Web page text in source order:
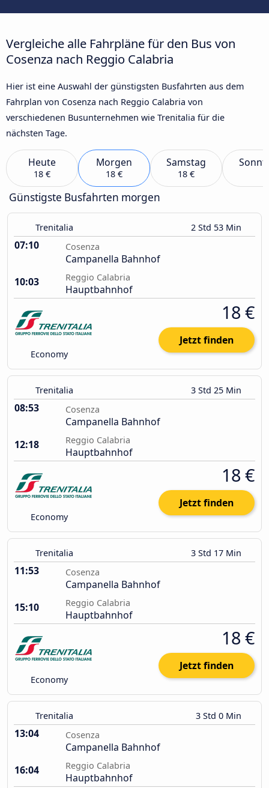
Vergleiche alle Fahrpläne für den Bus von
Cosenza nach Reggio Calabria
Hier ist eine Auswahl der günstigsten Busfahrten aus dem
Fahrplan von Cosenza nach Reggio Calabria von
verschiedenen Busunternehmen wie Trenitalia für die
nächsten Tage.
Heute
18 €
Morgen
18 €
Samstag
18 €
Günstigste Busfahrten morgen
Trenitalia 2 Std 53 Min
07:10 Cosenza
Campanella Bahnhof
10:03
Reggio Calabria
Hauptbahnhof
Economy
18 €
Jetzt finden
Trenitalia 3 Std 25 Min
08:53 Cosenza
Campanella Bahnhof
12:18
Reggio Calabria
Hauptbahnhof
Economy
18 €
Jetzt finden
Trenitalia 3 Std 17 Min
11:53 Cosenza
Campanella Bahnhof
15:10
Reggio Calabria
Hauptbahnhof
Economy
18 €
Jetzt finden
Trenitalia 3 Std 0 Min
13:04 Cosenza
Campanella Bahnhof
16:04
Reggio Calabria
Hauptbahnhof